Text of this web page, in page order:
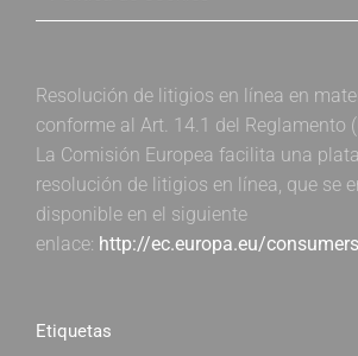
Resolución de litigios en línea en
conforme al Art. 14.1 del Reglamento
La Comisión Europea facilita una
resolución de litigios en línea, que se
disponible en el siguiente
enlace: http://ec.europa.eu/
Etiquetas